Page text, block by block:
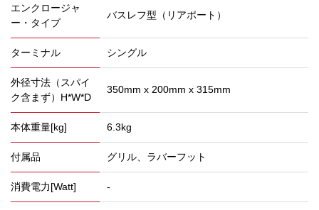
エンクロージャ
ー・タイプ
バスレフ型（リアポート）
ターミナル シングル
外径寸法（スパイ
ク含まず）H*W*D
350mm x 200mm x 315mm
本体重量[kg] 6.3kg
付属品 グリル、ラバーフット
消費電力[Watt] -